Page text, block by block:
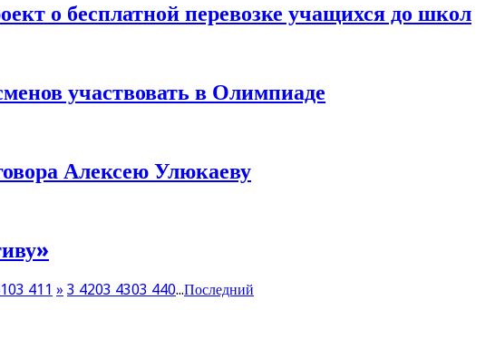
о бесплатной перевозке учащихся до школ
участвовать в Олимпиаде
Алексею Улюкаеву
3 411 » 3 4203 4303 440...Последний